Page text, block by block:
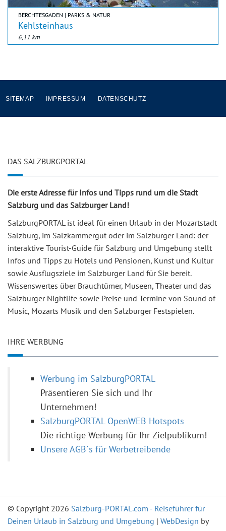
BERCHTESGADEN | PARKS & NATUR
Kehlsteinhaus
6,11 km
SITEMAP IMPRESSUM DATENSCHUTZ
DAS SALZBURGPORTAL
Die erste Adresse für Infos und Tipps rund um die Stadt
Salzburg und das Salzburger Land!
SalzburgPORTAL ist ideal für einen Urlaub in der Mozartstadt
Salzburg, im Salzkammergut oder im Salzburger Land: der
interaktive Tourist-Guide für Salzburg und Umgebung stellt
Infos und Tipps zu Hotels und Pensionen, Kunst und Kultur
sowie Ausflugsziele im Salzburger Land für Sie bereit.
Wissenswertes über Brauchtümer, Museen, Theater und das
Salzburger Nightlife sowie Preise und Termine von Sound of
Music, Mozarts Musik und den Salzburger Festspielen.
IHRE WERBUNG
Werbung im SalzburgPORTAL
Präsentieren Sie sich und Ihr
Unternehmen!
SalzburgPORTAL OpenWEB Hotspots
Die richtige Werbung für Ihr Zielpublikum!
Unsere AGB´s für Werbetreibende
© Copyright 2026 Salzburg-PORTAL.com - Reiseführer für
Deinen Urlaub in Salzburg und Umgebung | WebDesign by